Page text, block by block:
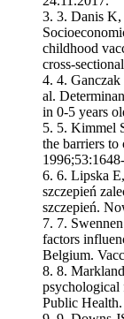
3. Danis K,
childhood
cross-
4.
al.
in 0-5 years
5. Kimmel
the barriers
6. Lipska
szczepień
szczepień.
7.
factors
Belgium.
8.
psychological
Public